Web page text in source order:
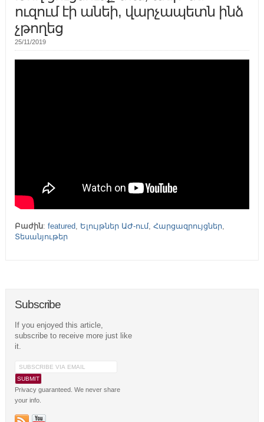
ուզում էի անեի, վարչապետն ինձ
չթողեց
25/11/2019
Բաժին: featured, Ելույթներ ԱԺ-ում, Հարցազրույցներ,
Տեսանյութեր
Subscribe
If you enjoyed this article,
subscribe to receive more just like
it.
Privacy guaranteed. We never share
your info.